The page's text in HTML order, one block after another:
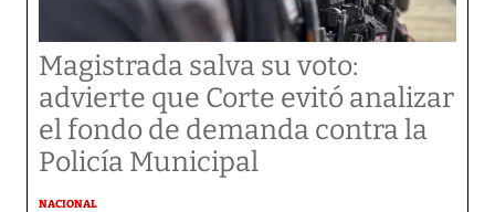
Magistrada salva su voto:
advierte que Corte evitó analizar
el fondo de demanda contra la
Policía Municipal
NACIONAL